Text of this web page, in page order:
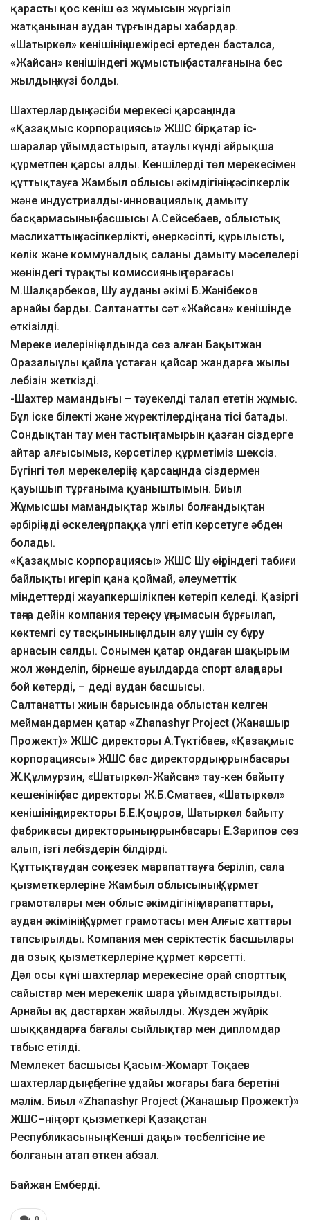
қарасты қос кеніш өз жұмысын жүргізіп
жатқанынан аудан тұрғындары хабардар.
«Шатыркөл» кенішінің шежіресі ертеден басталса,
«Жайсан» кенішіндегі жұмыстың басталғанына бес
жылдың жүзі болды.
Шахтерлардың кәсіби мерекесі қарсаңында
«Қазақмыс корпорациясы» ЖШС бірқатар іс-
шаралар ұйымдастырып, атаулы күнді айрықша
құрметпен қарсы алды. Кеншілерді төл мерекесімен
құттықтауға Жамбыл облысы әкімдігінің кәсіпкерлік
және индустриалды-инновациялық дамыту
басқармасының басшысы А.Сейсебаев, облыстық
мәслихаттың кәсіпкерлікті, өнеркәсіпті, құрылысты,
көлік және коммуналдық саланы дамыту мәселелері
жөніндегі тұрақты комиссияның төрағасы
М.Шалқарбеков, Шу ауданы әкімі Б.Жәнібеков
арнайы барды. Салтанатты сәт «Жайсан» кенішінде
өткізілді.
Мереке иелерінің алдында сөз алған Бақытжан
Оразалыұлы қайла ұстаған қайсар жандарға жылы
лебізін жеткізді.
-Шахтер мамандығы – тәуекелді талап ететін жұмыс.
Бұл іске білекті және жүректілердің ғана тісі батады.
Сондықтан тау мен тастың тамырын қазған сіздерге
айтар алғысымыз, көрсетілер құрметіміз шексіз.
Бүгінгі төл мерекелеріңіз қарсаңында сіздермен
қауышып тұрғаныма қуаныштымын. Биыл
Жұмысшы мамандықтар жылы болғандықтан
әрбіріңізді өскелең ұрпаққа үлгі етіп көрсетуге әбден
болады.
«Қазақмыс корпорациясы» ЖШС Шу өңіріндегі табиғи
байлықты игеріп қана қоймай, әлеуметтік
міндеттерді жауапкершілікпен көтеріп келеді. Қазіргі
таңға дейін компания терең су ұңғымасын бұрғылап,
көктемгі су тасқынының алдын алу үшін су бұру
арнасын салды. Сонымен қатар ондаған шақырым
жол жөнделіп, бірнеше ауылдарда спорт алаңдары
бой көтерді, – деді аудан басшысы.
Салтанатты жиын барысында облыстан келген
меймандармен қатар «Zhanashyr Project (Жанашыр
Прожект)» ЖШС директоры А.Түктібаев, «Қазақмыс
корпорациясы» ЖШС бас директордың орынбасары
Ж.Құлмурзин, «Шатыркөл-Жайсан» тау-кен байыту
кешенінің бас директоры Ж.Б.Сматаев, «Шатыркөл»
кенішінің директоры Б.Е.Қоңыров, Шатыркөл байыту
фабрикасы директорының орынбасары Е.Зарипов сөз
алып, ізгі лебіздерін білдірді.
Құттықтаудан соң кезек марапаттауға беріліп, сала
қызметкерлеріне Жамбыл облысының Құрмет
грамоталары мен облыс әкімдігінің марапаттары,
аудан әкімінің Құрмет грамотасы мен Алғыс хаттары
тапсырылды. Компания мен серіктестік басшылары
да озық қызметкерлеріне құрмет көрсетті.
Дәл осы күні шахтерлар мерекесіне орай спорттық
сайыстар мен мерекелік шара ұйымдастырылды.
Арнайы ақ дастархан жайылды. Жүзден жүйрік
шыққандарға бағалы сыйлықтар мен дипломдар
табыс етілді.
Мемлекет басшысы Қасым-Жомарт Тоқаев
шахтерлардың еңбегіне ұдайы жоғары баға беретіні
мәлім. Биыл «Zhanashyr Project (Жанашыр Прожект)»
ЖШС–нің төрт қызметкері Қазақстан
Республикасының «Кенші даңқы» төсбелгісіне ие
болғанын атап өткен абзал.
Байжан Емберді.